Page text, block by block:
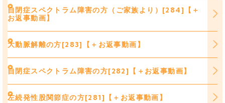
自閉症スペクトラム障害の方（ご家族より）[284]【＋
お返事動画】
大動脈解離の方[283]【＋お返事動画】
自閉症スペクトラム障害の方[282]【＋お返事動画】
左続発性股関節症の方[281]【＋お返事動画】